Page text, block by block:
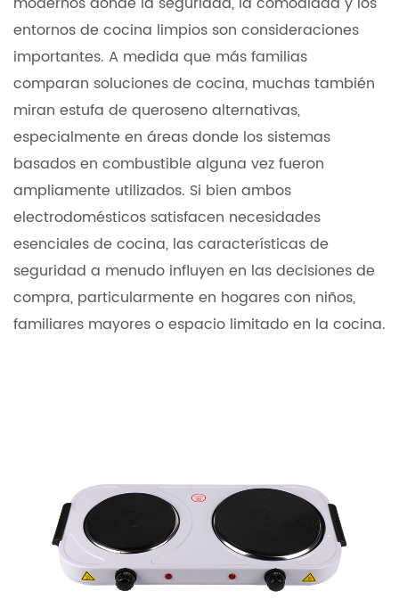
entornos de cocina limpios son consideraciones
importantes. A medida que más familias
comparan soluciones de cocina, muchas también
miran estufa de querosenoalternativas,
especialmente en áreas donde los sistemas
basados en combustible alguna vez fueron
ampliamente utilizados. Si bien ambos
electrodomésticos satisfacen necesidades
esenciales de cocina, las características de
seguridad a menudo influyen en las decisiones de
compra, particularmente en hogares con niños,
familiares mayores o espacio limitado en la cocina.